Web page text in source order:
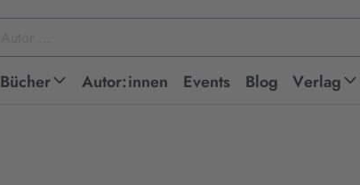
Bücher Autor:innen Events Blog Verlag